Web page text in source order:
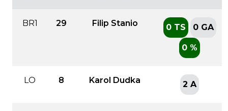
BR1 29 Filip Stanio 0 TS 0 GA
0 %
LO 8 Karol Dudka 2 A